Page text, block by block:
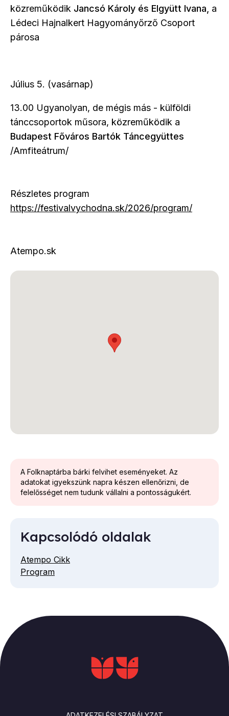
közreműködik Jancsó Károly és Elgyütt Ivana, a
Lédeci Hajnalkert Hagyományőrző Csoport
párosa
Július 5. (vasárnap)
13.00 Ugyanolyan, de mégis más - külföldi
tánccsoportok műsora, közreműködik a
Budapest Főváros Bartók Táncegyüttes
/Amfiteátrum/
Részletes program
https://festivalvychodna.sk/2026/program/
Atempo.sk
A Folknaptárba bárki felvihet eseményeket. Az
adatokat igyekszünk napra készen ellenőrizni, de
felelősséget nem tudunk vállalni a pontosságukért.
Kapcsolódó oldalak
Atempo Cikk
Program